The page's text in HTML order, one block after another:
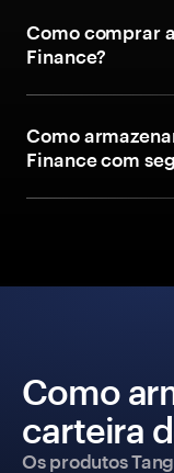
Como comprar
Finance?
Como
Finance com
Como
carteira
Os produtos